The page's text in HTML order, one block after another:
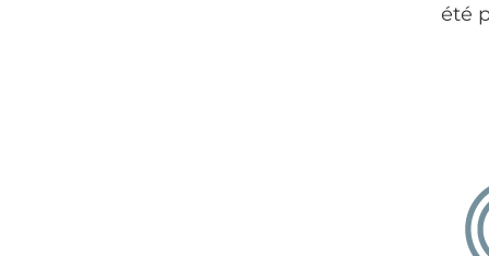
été